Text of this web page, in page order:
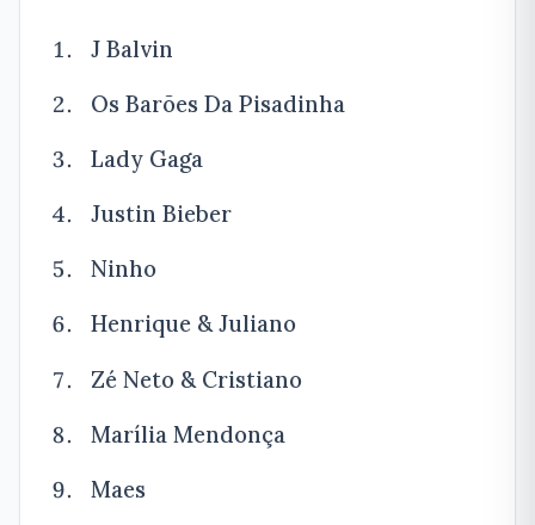
J Balvin
Os Barões Da Pisadinha
Lady Gaga
Justin Bieber
Ninho
Henrique & Juliano
Zé Neto & Cristiano
Marília Mendonça
Maes